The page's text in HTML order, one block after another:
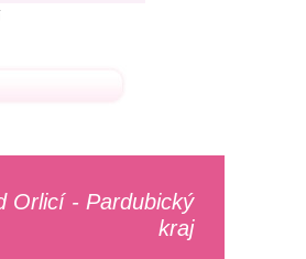
Orlicí - Pardubický
kraj